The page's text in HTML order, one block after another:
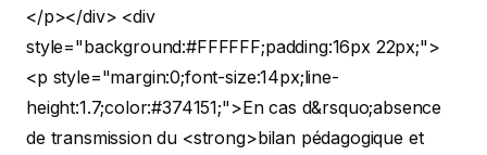
</p></div> <div
style="background:#FFFFFF;padding:16px 22px;">
<p style="margin:0;font-size:14px;line-
height:1.7;color:#374151;">En cas d&rsquo;absence
de transmission du <strong>bilan pédagogique et